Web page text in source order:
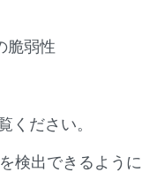
脆弱性
ください。
検出できるよう